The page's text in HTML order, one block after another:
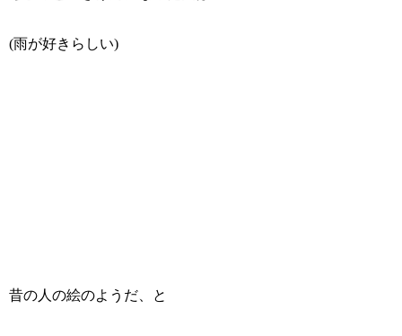
(雨が好きらしい)
昔の人の絵のようだ、と